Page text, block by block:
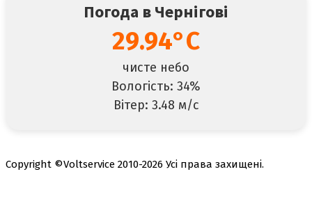
Погода в Чернігові
29.94°C
чисте небо
Вологість: 34%
Вітер: 3.48 м/с
Copyright ©Voltservice 2010-2026 Усі права захищені.